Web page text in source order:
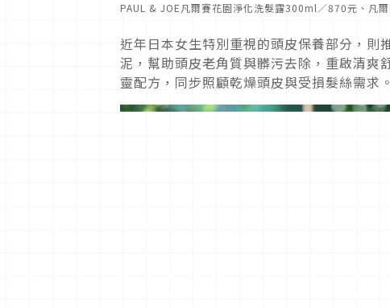
PAUL & JOE凡爾賽花園淨化洗髮露300ml／870元、凡
近年日本女生特別重視的頭皮保養部分，則
泥，幫助頭皮老角質與髒污去除，重啟清爽
靈配方，同步照顧乾燥頭皮與受損髮絲需求。